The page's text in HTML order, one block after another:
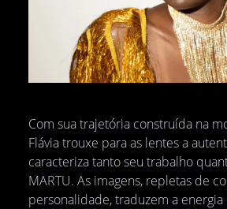
Com sua trajetória construída na
Flávia trouxe para as lentes a
caracteriza tanto seu trabalho
MARTU. As imagens, repletas de
personalidade, traduzem a